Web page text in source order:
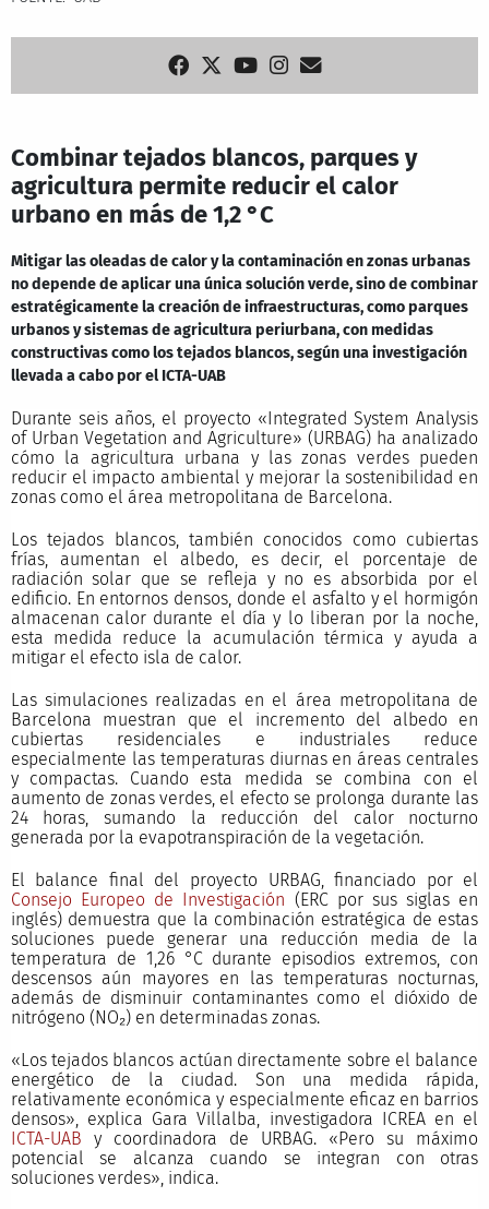
Combinar tejados blancos, parques y
agricultura permite reducir el calor
urbano en más de 1,2 °C
Mitigar las oleadas de calor y la contaminación en zonas urbanas
no depende de aplicar una única solución verde, sino de combinar
estratégicamente la creación de infraestructuras, como parques
urbanos y sistemas de agricultura periurbana, con medidas
constructivas como los tejados blancos, según una investigación
llevada a cabo por el ICTA-UAB
Durante seis años, el proyecto «Integrated System Analysis
of Urban Vegetation and Agriculture» (URBAG) ha analizado
cómo la agricultura urbana y las zonas verdes pueden
reducir el impacto ambiental y mejorar la sostenibilidad en
zonas como el área metropolitana de Barcelona.
Los tejados blancos, también conocidos como cubiertas
frías, aumentan el albedo, es decir, el porcentaje de
radiación solar que se refleja y no es absorbida por el
edificio. En entornos densos, donde el asfalto y el hormigón
almacenan calor durante el día y lo liberan por la noche,
esta medida reduce la acumulación térmica y ayuda a
mitigar el efecto isla de calor.
Las simulaciones realizadas en el área metropolitana de
Barcelona muestran que el incremento del albedo en
cubiertas residenciales e industriales reduce
especialmente las temperaturas diurnas en áreas centrales
y compactas. Cuando esta medida se combina con el
aumento de zonas verdes, el efecto se prolonga durante las
24 horas, sumando la reducción del calor nocturno
generada por la evapotranspiración de la vegetación.
El balance final del proyecto URBAG, financiado por el
Consejo Europeo de Investigación (ERC por sus siglas en
inglés) demuestra que la combinación estratégica de estas
soluciones puede generar una reducción media de la
temperatura de 1,26 °C durante episodios extremos, con
descensos aún mayores en las temperaturas nocturnas,
además de disminuir contaminantes como el dióxido de
nitrógeno (NO₂) en determinadas zonas.
«Los tejados blancos actúan directamente sobre el balance
energético de la ciudad. Son una medida rápida,
relativamente económica y especialmente eficaz en barrios
densos», explica Gara Villalba, investigadora ICREA en el
ICTA-UAB y coordinadora de URBAG. «Pero su máximo
potencial se alcanza cuando se integran con otras
soluciones verdes», indica.